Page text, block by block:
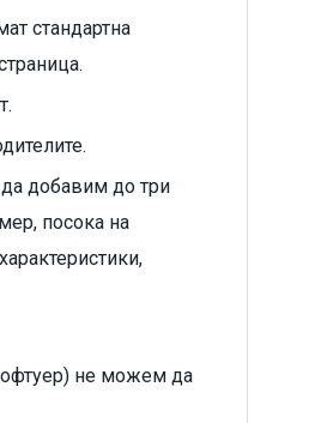
стандартна
добавим до три
посока на
не можем да